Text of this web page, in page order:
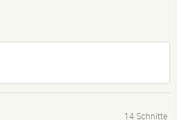
14 Schnitte